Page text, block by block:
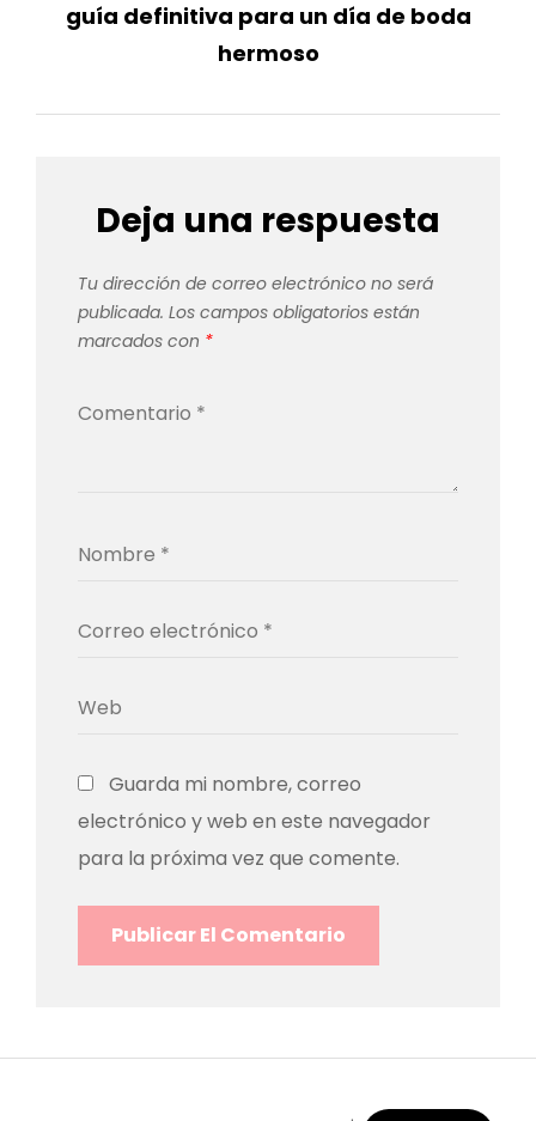
guía definitiva para un día de boda
hermoso
Deja una respuesta
Tu dirección de correo electrónico no será
publicada. Los campos obligatorios están
marcados con *
Guarda mi nombre, correo
electrónico y web en este navegador
para la próxima vez que comente.